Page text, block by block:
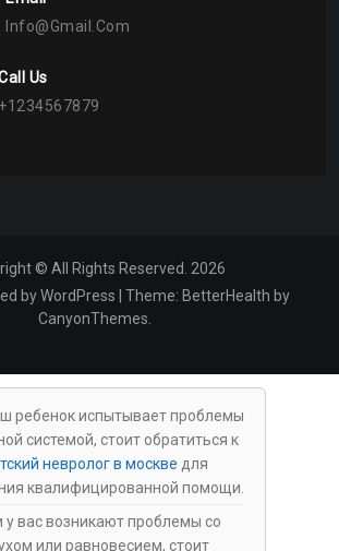
Info@gmail.com
Us
+1234567879
© All Rights Reserved. 2026
by WordPress
Theme: BetterHealth by
CanyonThemes.
ребенок испытывает проблемы
системой, стоит обратиться к
невролог в москве для
квалифицированной помощи.
у вас возникают проблемы со
или равновесием, стоит